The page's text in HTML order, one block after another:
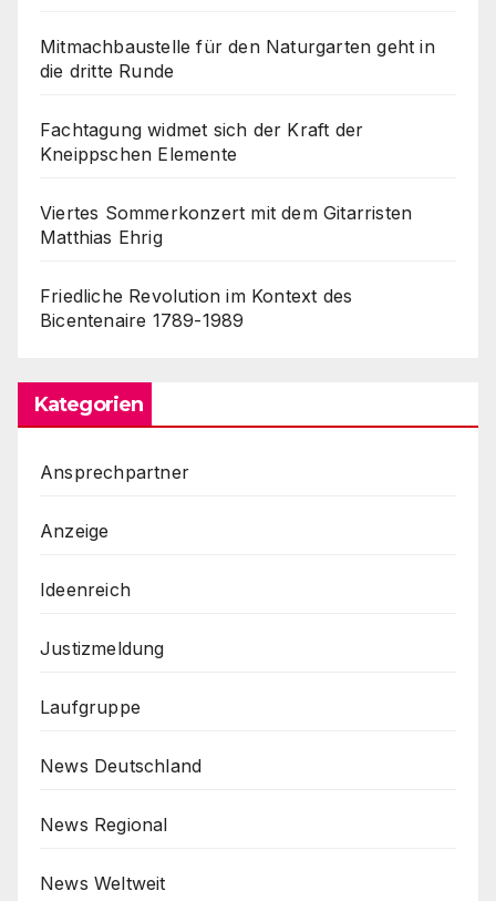
Mitmachbaustelle für den Naturgarten geht in
die dritte Runde
Fachtagung widmet sich der Kraft der
Kneippschen Elemente
Viertes Sommerkonzert mit dem Gitarristen
Matthias Ehrig
Friedliche Revolution im Kontext des
Bicentenaire 1789-1989
Kategorien
Ansprechpartner
Anzeige
Ideenreich
Justizmeldung
Laufgruppe
News Deutschland
News Regional
News Weltweit